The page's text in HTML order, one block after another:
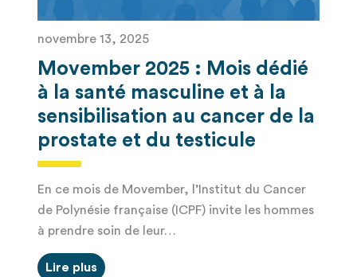
Movember 2025 : Mois dédié
à la santé masculine et à la
sensibilisation au cancer de la
prostate et du testicule
novembre 13, 2025
En ce mois de Movember, l’Institut du Cancer
de Polynésie française (ICPF) invite les hommes
à prendre soin de leur…
Lire plus